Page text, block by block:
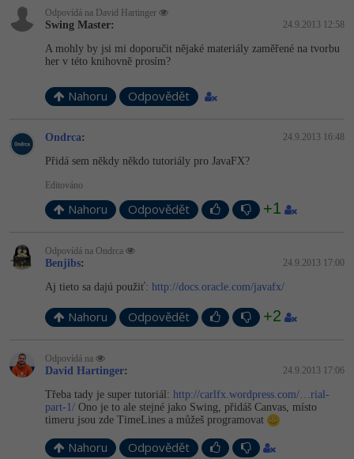
Datová analýza
Digitální gramotnost
Marketing -30%
WordPress
-30%
UX
Business
Kryptoměny -25%
Copywriting -30%
MS Office
Google Dokumenty
Time management
HTML/CSS -80%
Photoshop -80%
Adobe Illustrator -80%
Adobe Lightroom
Adobe InDesign -25%
Adobe After Effects
Blender -80%
Inkscape
Fotografování
Video
Ostatní
Příběhy absolventů
Kariéra
Odpovídá na David Hartinger
Swing Master: 24.9.2013 12:58
A mohly by jsi mi doporučit nějaké materiály zaměřené na tvorbu
her v této knihovně prosím?
Nahoru Odpovědět
Ondrca: 24.9.2013 16:48
Přidá sem někdy někdo tutoriály pro JavaFX?
Editováno
Nahoru Odpovědět +1
Odpovídá na Ondrca
Benjibs: 24.9.2013 17:00
Aj tieto sa dajú použiť: http://docs.oracle.com/javafx/
Nahoru Odpovědět +2
Odpovídá na
David Hartinger: 24.9.2013 17:06
Třeba tady je super tutoriál: http://carlfx.wordpress.com/…rial-
part-1/ Ono je to ale stejné jako Swing, přidáš Canvas, místo
timeru jsou zde TimeLines a můžeš programovat
Nahoru Odpovědět